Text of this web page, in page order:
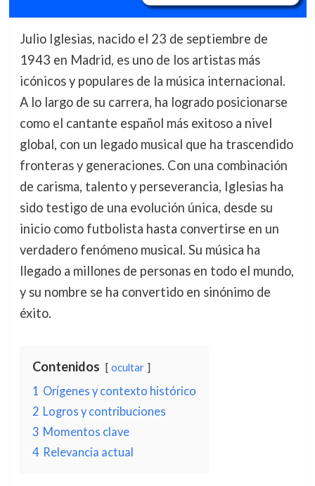
Julio Iglesias, nacido el 23 de septiembre de
1943 en Madrid, es uno de los artistas más
icónicos y populares de la música internacional.
A lo largo de su carrera, ha logrado posicionarse
como el cantante español más exitoso a nivel
global, con un legado musical que ha trascendido
fronteras y generaciones. Con una combinación
de carisma, talento y perseverancia, Iglesias ha
sido testigo de una evolución única, desde su
inicio como futbolista hasta convertirse en un
verdadero fenómeno musical. Su música ha
llegado a millones de personas en todo el mundo,
y su nombre se ha convertido en sinónimo de
éxito.
Contenidos ocultar
1 Orígenes y contexto histórico
2 Logros y contribuciones
3 Momentos clave
4 Relevancia actual